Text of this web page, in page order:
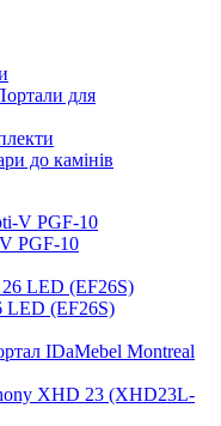
для
до камінів
PGF-10
LED (EF26S)
IDaMebel Montreal